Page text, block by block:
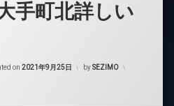
手町北詳しい
on 2021年9月25日 bySEZIMO